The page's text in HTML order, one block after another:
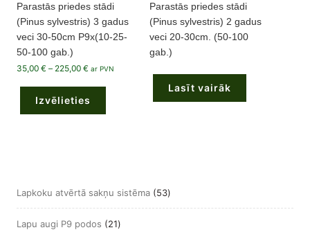
Parastās priedes stādi
(Pinus sylvestris) 3 gadus
veci 30-50cm P9x(10-25-
50-100 gab.)
35,00 € – 225,00 € Price
225,00 €
ar PVN
Izvēlieties
the
product
page
Parastās priedes stādi
(Pinus sylvestris) 2 gadus
veci 20-30cm. (50-100
gab.)
Lasīt vairāk
Lapkoku atvērtā sakņu sistēma 5353
produkts
Lapu augi P9 podos
2121